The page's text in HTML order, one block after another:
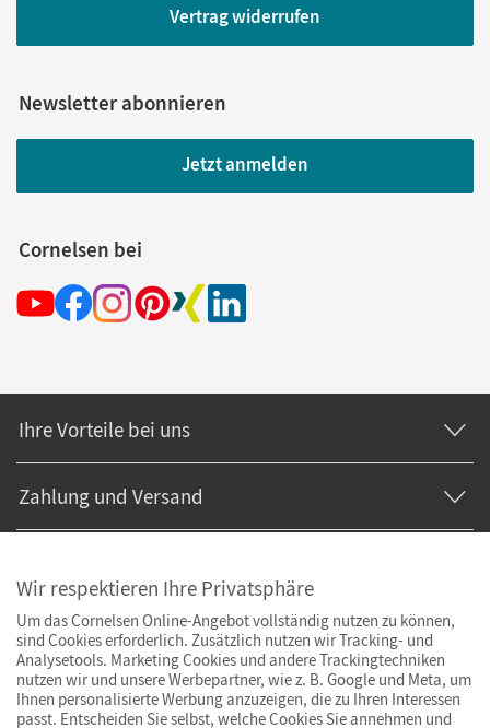
Vertrag widerrufen
Newsletter abonnieren
Jetzt anmelden
Cornelsen bei
Ihre Vorteile bei uns
Zahlung und Versand
Wir respektieren Ihre Privatsphäre
Um das Cornelsen Online-Angebot vollständig nutzen zu können,
sind Cookies erforderlich. Zusätzlich nutzen wir Tracking- und
Analysetools. Marketing Cookies und andere Trackingtechniken
nutzen wir und unsere Werbepartner, wie z. B. Google und Meta, um
Ihnen personalisierte Werbung anzuzeigen, die zu Ihren Interessen
passt. Entscheiden Sie selbst, welche Cookies Sie annehmen und